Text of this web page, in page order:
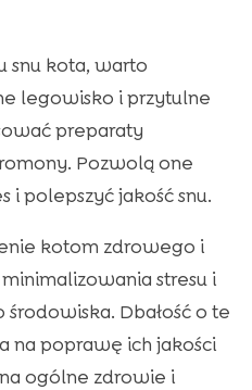
snu kota, warto
legowisko i przytulne
preparaty
Pozwolą one
i polepszyć jakość snu.
kotom zdrowego i
stresu i
Dbałość o te
na poprawę ich jakości
ogólne zdrowie i